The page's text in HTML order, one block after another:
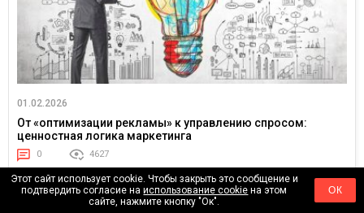
01.02.2026
От «оптимизации рекламы» к управлению спросом:
ценностная логика маркетинга
0 4627
Этот сайт использует cookie. Чтобы закрыть это сообщение и
подтвердить согласие наиспользование cookie на этом
сайте, нажмите кнопку "Ок".
ОК